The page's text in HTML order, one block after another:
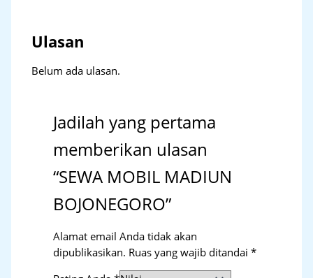
Ulasan
Belum ada ulasan.
Jadilah yang pertama
memberikan ulasan
“SEWA MOBIL MADIUN
BOJONEGORO”
Alamat email Anda tidak akan
dipublikasikan. Ruas yang wajib ditandai*